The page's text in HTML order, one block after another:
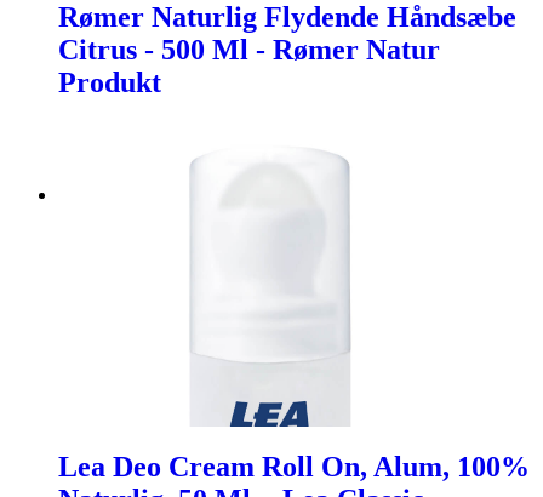
Rømer Naturlig Flydende Håndsæbe
Citrus - 500 Ml - Rømer Natur
Produkt
Lea Deo Cream Roll On, Alum, 100%